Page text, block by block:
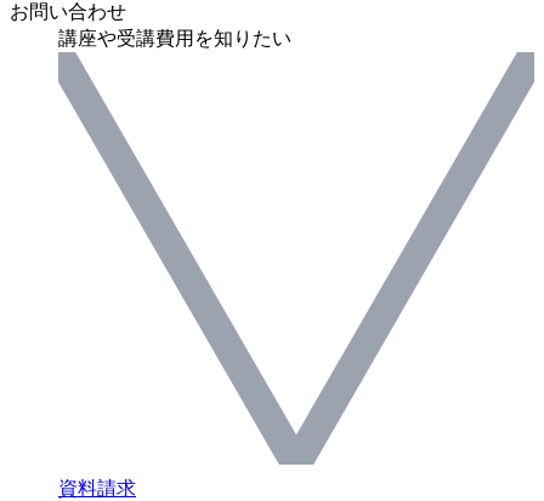
お問い合わせ
講座や受講費用を知りたい
資料請求